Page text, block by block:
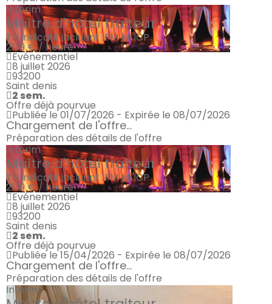
Intérim
Maître d'hôtel traiteur
TH indicatif incluant IFM et ICP
21.19 € / heure
Evénementiel
8 juillet 2026
93200
Saint denis
2 sem.
Offre déjà pourvue
Publiée le 01/07/2026 - Expirée le 08/07/2026
Chargement de l'offre...
Préparation des détails de l'offre
Intérim
Maître d'hôtel traiteur
TH indicatif incluant IFM et ICP
21.19 € / heure
Evénementiel
8 juillet 2026
93200
Saint denis
2 sem.
Offre déjà pourvue
Publiée le 15/04/2026 - Expirée le 08/07/2026
Chargement de l'offre...
Préparation des détails de l'offre
Intérim